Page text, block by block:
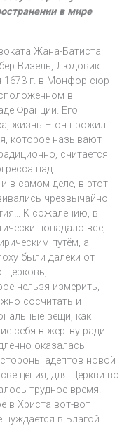
в мире
Жана-Батиста
Визель, Людовик
1673 г. в Монфор-сюр-
в
Франции. Его
жизнь – он прожил
которое называют
считается
над
в самом деле, в этот
чрезвычайно
К сожалению, в
попадало всё,
путём, а
были далеки от
Церковь,
нельзя измерить,
сосчитать и
вещи, как
себя в жертву ради
оказалась
адептов новой
для Церкви во
трудное время.
в Христа вот-вот
нуждается в Благой